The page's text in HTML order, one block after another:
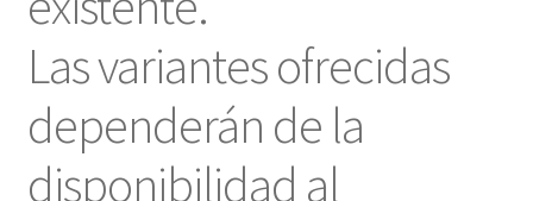
Las variantes ofrecidas
dependerán de la
disponibilidad al